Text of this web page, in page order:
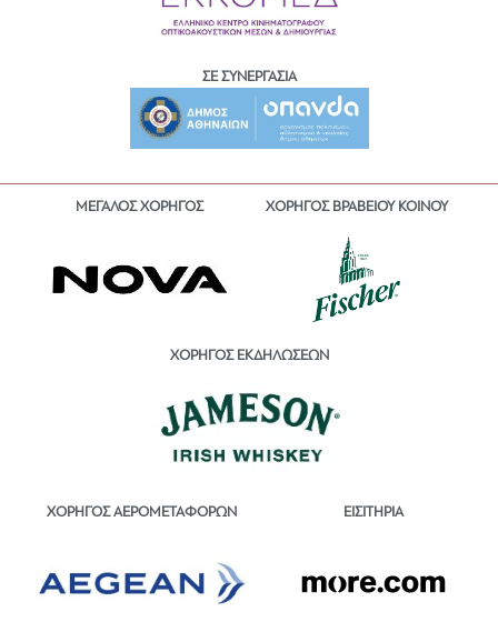
ΣΕ ΣΥΝΕΡΓΑΣΙΑ
ΜΕΓΑΛΟΣ ΧΟΡΗΓΟΣ ΧΟΡΗΓΟΣ ΒΡΑΒΕΙΟΥ ΚΟΙΝΟΥ
ΧΟΡΗΓΟΣ ΕΚΔΗΛΩΣΕΩΝ
ΧΟΡΗΓΟΣ ΑΕΡΟΜΕΤΑΦΟΡΩΝ ΕΙΣΙΤΗΡΙΑ